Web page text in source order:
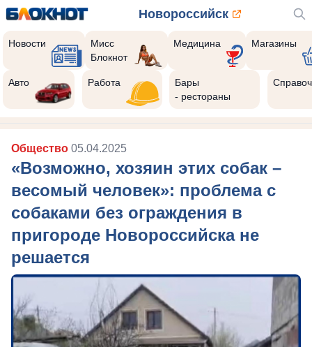
Новороссийск
Новости
Мисс
Блокнот
Медицина Магазины
Авто Работа
Бары
- рестораны
Общество 05.04.2025
«Возможно, хозяин этих собак –
весомый человек»: проблема с
собаками без ограждения в
пригороде Новороссийска не
решается